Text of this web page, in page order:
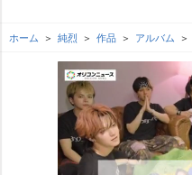
ホーム 純烈 作品 アルバム